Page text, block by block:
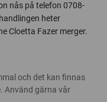
nås på telefon 0708-
heter
Cloetta Fazer merger.
och det kan finnas
Använd gärna vår